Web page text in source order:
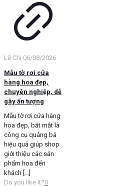
Lê Chi 06/08/2026
Mẫu tờ rơi cửa
hàng hoa đẹp,
chuyên nghiệp, dễ
gây ấn tượng
Mẫu tờ rơi cửa hàng
hoa đẹp, bắt mắt là
công cụ quảng bá
hiệu quả giúp shop
giới thiệu các sản
phẩm hoa đến
khách […]
Do you like it?0